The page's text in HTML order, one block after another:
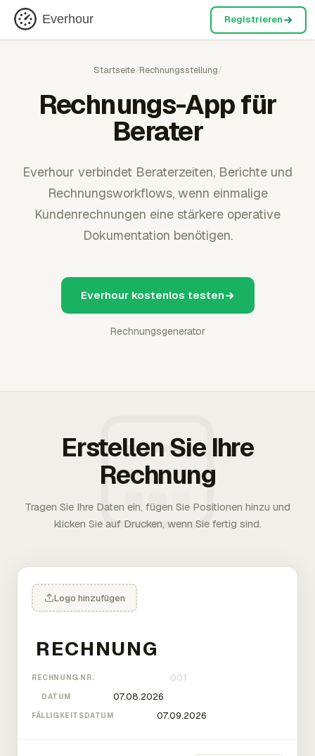
Everhour Registrieren
Startseite/Rechnungsstellung/
Rechnungs-App für
Berater
Everhour verbindet Beraterzeiten, Berichte und
Rechnungsworkflows, wenn einmalige
Kundenrechnungen eine stärkere operative
Dokumentation benötigen.
Everhour kostenlos testen
Rechnungsgenerator
Erstellen Sie Ihre
Rechnung
Tragen Sie Ihre Daten ein, fügen Sie Positionen hinzu und
klicken Sie auf Drucken, wenn Sie fertig sind.
Logo hinzufügen
RECHNUNG NR.
DATUM
FÄLLIGKEITSDATUM